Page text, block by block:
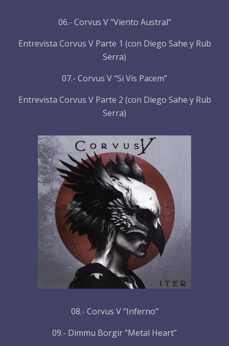
06.- Corvus V “Viento Austral”
Entrevista Corvus V Parte 1 (con Diego Sahe y Rub
Serra)
07.- Corvus V “Si Vis Pacem”
Entrevista Corvus V Parte 2 (con Diego Sahe y Rub
Serra)
08.- Corvus V “Inferno”
09.- Dimmu Borgir “Metal Heart”